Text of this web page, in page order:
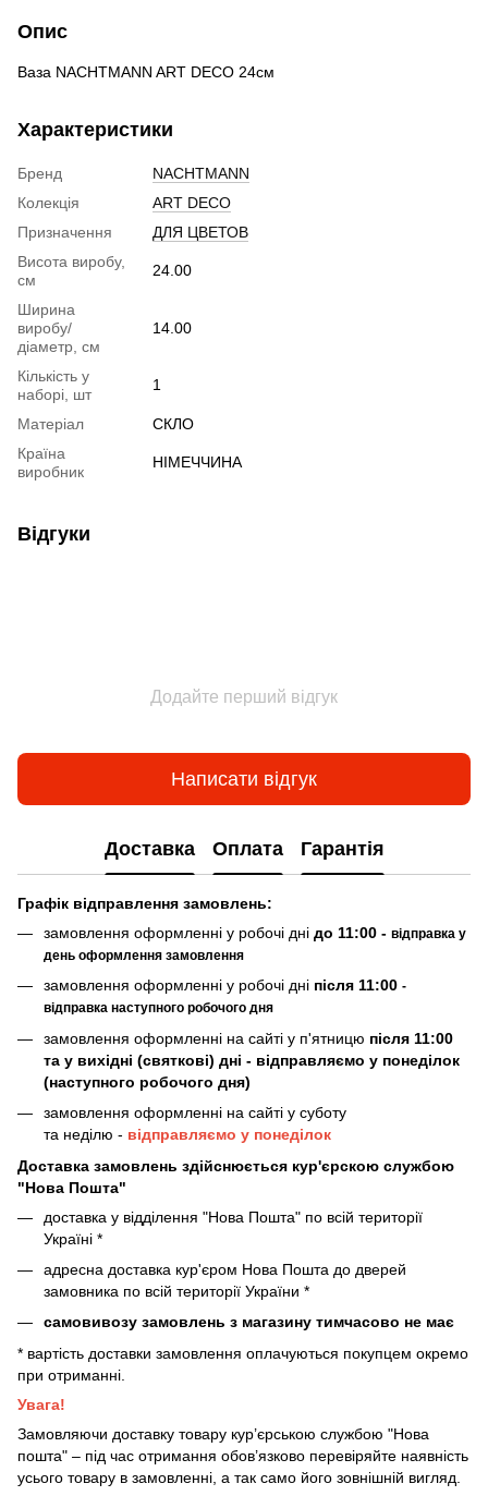
Опис
Ваза NACHTMANN ART DECO 24см
Характеристики
Бренд
NACHTMANN
Колекція
ART DECO
Призначення
ДЛЯ ЦВЕТОВ
Висота виробу,
см
24.00
Ширина
виробу/
діаметр, см
14.00
Кількість у
наборі, шт
1
Матеріал
СКЛО
Країна
виробник
НІМЕЧЧИНА
Відгуки
Додайте перший відгук
Написати відгук
Доставка Оплата Гарантія
Графік відправлення замовлень:
замовлення оформленні у робочі дні до 11:00 - відправка у
день оформлення замовлення
замовлення оформленні у робочі дні після 11:00 -
відправка наступного робочого дня
замовлення оформленні на сайті у п'ятницю після 11:00
та у вихідні (святкові) дні - відправляємо у понеділок
(наступного робочого дня)
замовлення оформленні на сайті у суботу
та неділю - відправляємо у понеділок
Доставка замовлень здійснюється кур'єрскою службою
"Нова Пошта"
доставка у відділення "Нова Пошта" по всій території
Україні *
адресна доставка кур'єром Нова Пошта до дверей
замовника по всій території України *
самовивозу замовлень з магазину тимчасово не має
* вартість доставки замовлення оплачуються покупцем окремо
при отриманні.
Увага!
Замовляючи доставку товару кур’єрською службою "Нова
пошта" – під час отримання обов’язково перевіряйте наявність
усього товару в замовленні, а так само його зовнішній вигляд.